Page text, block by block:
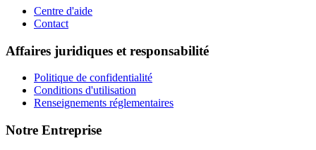
Centre d'aide
Contact
Affaires juridiques et responsabilité
Politique de confidentialité
Conditions d'utilisation
Renseignements réglementaires
Notre Entreprise